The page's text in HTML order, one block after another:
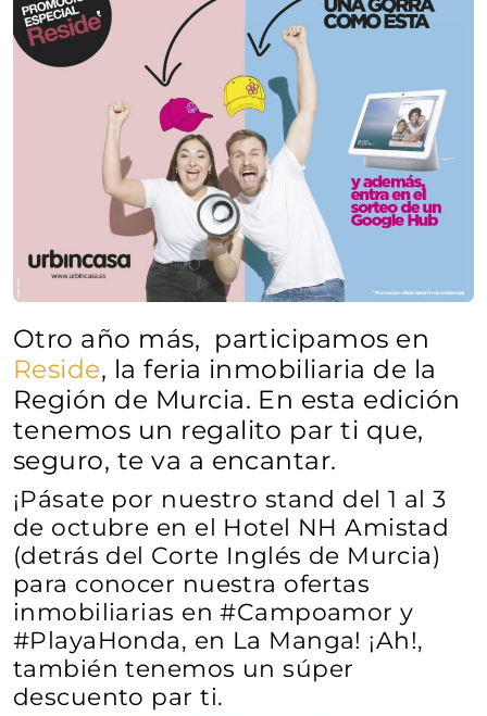
Otro año más, participamos en
Reside, la feria inmobiliaria de la
Región de Murcia. En esta edición
tenemos un regalito par ti que,
seguro, te va a encantar.
¡Pásate por nuestro stand del 1 al 3
de octubre en el Hotel NH Amistad
(detrás del Corte Inglés de Murcia)
para conocer nuestra ofertas
inmobiliarias en #Campoamor y
#PlayaHonda, en La Manga! ¡Ah!,
también tenemos un súper
descuento par ti.